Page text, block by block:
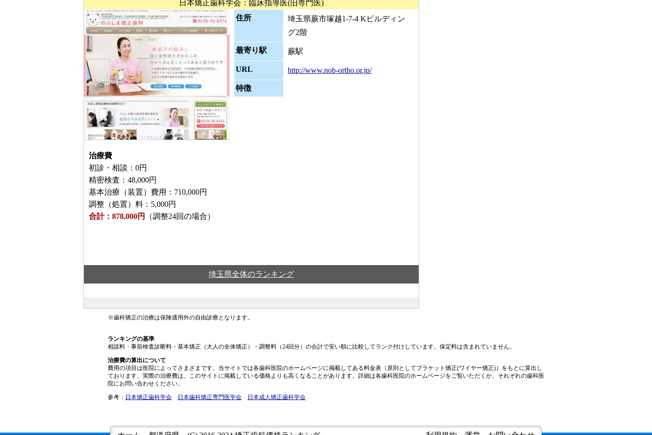
日本矯正歯科学会：臨床指導医(旧専門医)
治療費
初診・相談：0円
精密検査：48,000円
基本治療（装置）費用：710,000円
調整（処置）料：5,000円
合計：878,000円
（調整24回の場合）
住所
埼玉県蕨市塚越1-7-4 Kビルディン
グ2階
最寄り駅 蕨駅
URL http://www.nob-ortho.or.jp/
特徴
埼玉県全体のランキング
※歯科矯正の治療は保険適用外の自由診療となります。
ランキングの基準
相談料・事前検査診断料・基本矯正（大人の全体矯正）・調整料（24回分）の合計で安い順に比較してランク付けしています。保定料は含まれていません。
治療費の算出について
費用の項目は医院によってさまざまです。当サイトでは各歯科医院のホームページに掲載してある料金表（原則としてブラケット矯正(ワイヤー矯正)）をもとに算出し
ております。実際の治療費は、このサイトに掲載している価格よりも高くなることがあります。詳細は各歯科医院のホームページをご覧いただくか、それぞれの歯科医
院にお問い合わせください。
参考： 日本矯正歯科学会 日本歯科矯正専門医学会 日本成人矯正歯科学会